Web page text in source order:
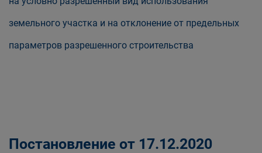
земельного участка и на отклонение от предельных
параметров разрешенного строительства
Постановление от 17.12.2020